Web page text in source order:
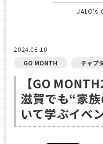
2024.06.10
GO MONTH
チャプ
【GO
滋賀でも“家
いて学ぶイベ